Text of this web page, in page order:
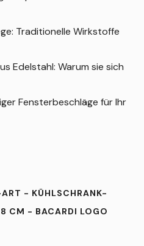
Traditionelle Wirkstoffe
Edelstahl: Warum sie sich
Fensterbeschläge für Ihr
- KÜHLSCHRANK-
CM - BACARDI LOGO